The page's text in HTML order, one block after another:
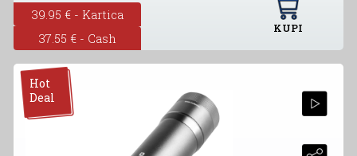
39.95 € - Kartica
37.55 € - Cash
KUPI
Hot
Deal